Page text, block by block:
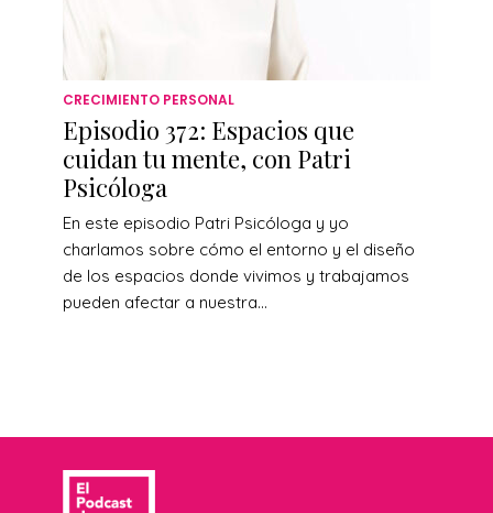
CRECIMIENTO PERSONAL
Episodio 372: Espacios que
cuidan tu mente, con Patri
Psicóloga
En este episodio Patri Psicóloga y yo
charlamos sobre cómo el entorno y el diseño
de los espacios donde vivimos y trabajamos
pueden afectar a nuestra...